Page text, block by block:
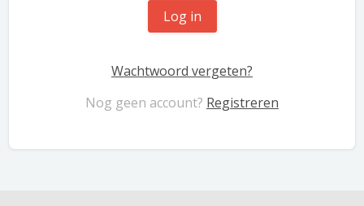
Log in
Wachtwoord vergeten?
Nog geen account? Registreren